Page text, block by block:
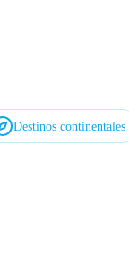
Destinos continentales